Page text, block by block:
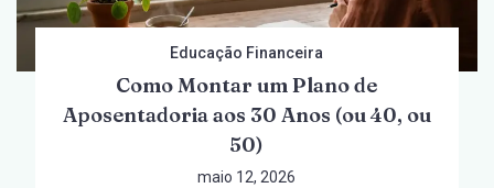
Educação Financeira
Como Montar um Plano de
Aposentadoria aos 30 Anos (ou 40, ou
50)
maio 12, 2026